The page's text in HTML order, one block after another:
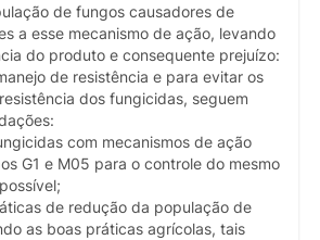
de fungos causadores de
a esse mecanismo de ação, levando
do produto e consequente prejuízo:
de resistência e para evitar os
dos fungicidas, seguem
com mecanismos de ação
G1 e M05 para o controle do mesmo
de redução da população de
as boas práticas agrícolas, tais